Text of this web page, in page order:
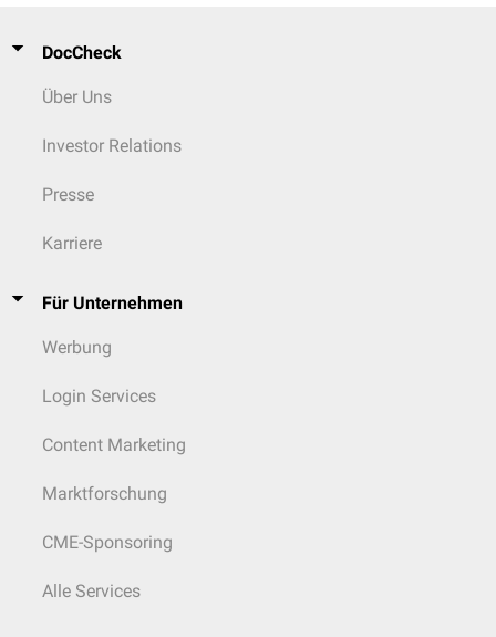
DocCheck
Über Uns
Investor Relations
Presse
Karriere
Für Unternehmen
Werbung
Login Services
Content Marketing
Marktforschung
CME-Sponsoring
Alle Services